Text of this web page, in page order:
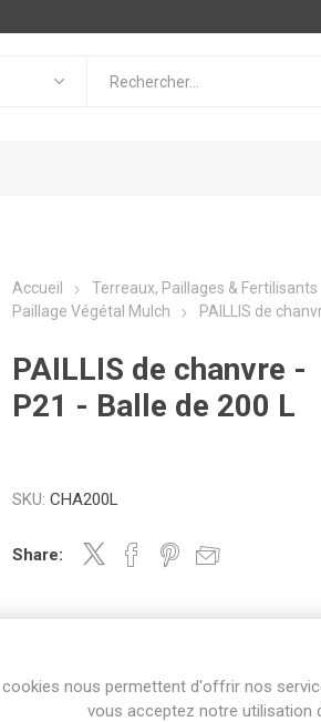
Accueil Terreaux, Paillages & Fertilisants
Paillage Végétal Mulch
PAILLIS de
PAILLIS de chanvre -
P21 - Balle de 200 L
SKU: CHA200L
Share:
nous permettent d'offrir nos
vous acceptez notre utilisation